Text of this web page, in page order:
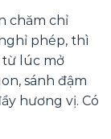
chăm chỉ
phép, thì
từ lúc mở
sánh đậm
hương vị. Có